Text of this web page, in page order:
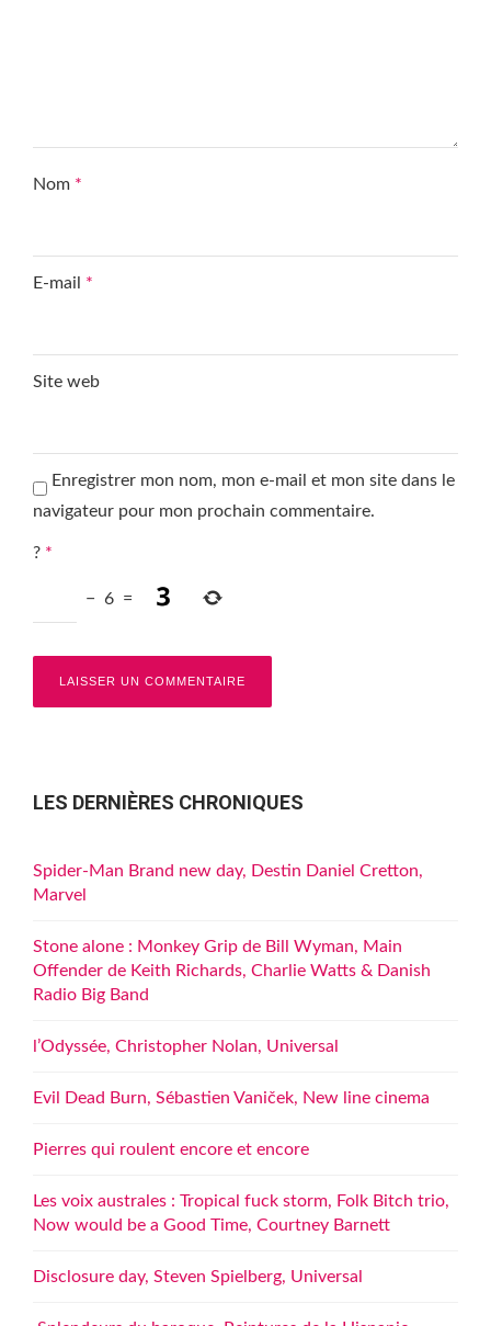
Nom *
E-mail *
Site web
Enregistrer mon nom, mon e-mail et mon site dans le
navigateur pour mon prochain commentaire.
? *
− 6 =
LES DERNIÈRES CHRONIQUES
Spider-Man Brand new day, Destin Daniel Cretton,
Marvel
Stone alone : Monkey Grip de Bill Wyman, Main
Offender de Keith Richards, Charlie Watts & Danish
Radio Big Band
l’Odyssée, Christopher Nolan, Universal
Evil Dead Burn, Sébastien Vaniček, New line cinema
Pierres qui roulent encore et encore
Les voix australes : Tropical fuck storm, Folk Bitch trio,
Now would be a Good Time, Courtney Barnett
Disclosure day, Steven Spielberg, Universal